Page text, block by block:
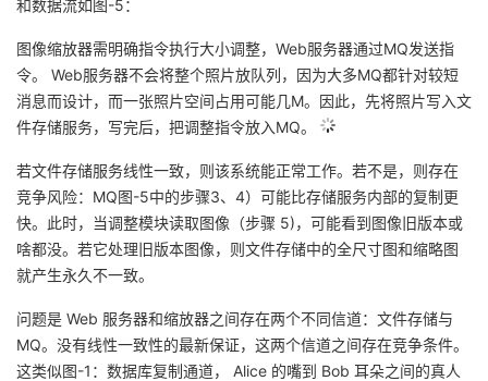
和数据流如图-5：
图像缩放器需明确指令执行大小调整，Web服务器通过MQ发送指
令。 Web服务器不会将整个照片放队列，因为大多MQ都针对较短
消息而设计，而一张照片空间占用可能几M。因此，先将照片写入文
件存储服务，写完后，把调整指令放入MQ。
若文件存储服务线性一致，则该系统能正常工作。若不是，则存在
竞争风险：MQ图-5中的步骤3、4）可能比存储服务内部的复制更
快。此时，当调整模块读取图像（步骤 5)，可能看到图像旧版本或
啥都没。若它处理旧版本图像，则文件存储中的全尺寸图和缩略图
就产生永久不一致。
问题是 Web 服务器和缩放器之间存在两个不同信道：文件存储与
MQ。没有线性一致性的最新保证，这两个信道之间存在竞争条件。
这类似图-1：数据库复制通道， Alice 的嘴到 Bob 耳朵之间的真人